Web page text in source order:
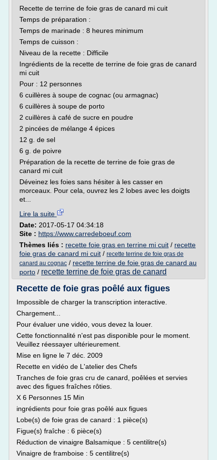
Recette de terrine de foie gras de canard mi cuit
Temps de préparation :
Temps de marinade : 8 heures minimum
Temps de cuisson :
Niveau de la recette : Difficile
Ingrédients de la recette de terrine de foie gras de canard
mi cuit
Pour : 12 personnes
6 cuillères à soupe de cognac (ou armagnac)
6 cuillères à soupe de porto
2 cuillères à café de sucre en poudre
2 pincées de mélange 4 épices
12 g. de sel
6 g. de poivre
Préparation de la recette de terrine de foie gras de
canard mi cuit
Déveinez les foies sans hésiter à les casser en
morceaux. Pour cela, ouvrez les 2 lobes avec les doigts
et...
Lire la suite
Date: 2017-05-17 04:34:18
Site : https://www.carredeboeuf.com
Thèmes liés : recette foie gras en terrine mi cuit / recette
foie gras de canard mi cuit / recette terrine de foie gras de
canard au cognac / recette terrine de foie gras de canard au
porto / recette terrine de foie gras de canard
Recette de foie gras poêlé aux figues
Impossible de charger la transcription interactive.
Chargement...
Pour évaluer une vidéo, vous devez la louer.
Cette fonctionnalité n'est pas disponible pour le moment.
Veuillez réessayer ultérieurement.
Mise en ligne le 7 déc. 2009
Recette en vidéo de L'atelier des Chefs
Tranches de foie gras cru de canard, poêlées et servies
avec des figues fraîches rôties.
X 6 Personnes 15 Min
ingrédients pour foie gras poêlé aux figues
Lobe(s) de foie gras de canard : 1 pièce(s)
Figue(s) fraîche : 6 pièce(s)
Réduction de vinaigre Balsamique : 5 centilitre(s)
Vinaigre de framboise : 5 centilitre(s)